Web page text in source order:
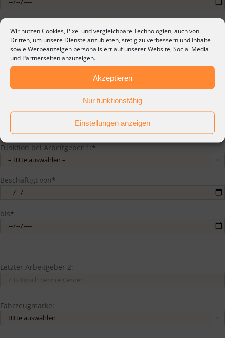
Wir nutzen Cookies, Pixel und vergleichbare Technologien, auch von
Dritten, um unsere Dienste anzubieten, stetig zu verbessern und Inhalte
sowie Werbeanzeigen personalisiert auf unserer Website, Social Media
und Partnerseiten anzuzeigen.
Akzeptieren
Nur funktionsfähig
Einstellungen anzeigen
Letzte berufliche Stationen
Letzter Arbeitgeber 1:
Funktion bei Arbeitgeber 1:*
Beschäftigt von*
bis*
Letzter Arbeitgeber 2:
Fahrzeugmarke: